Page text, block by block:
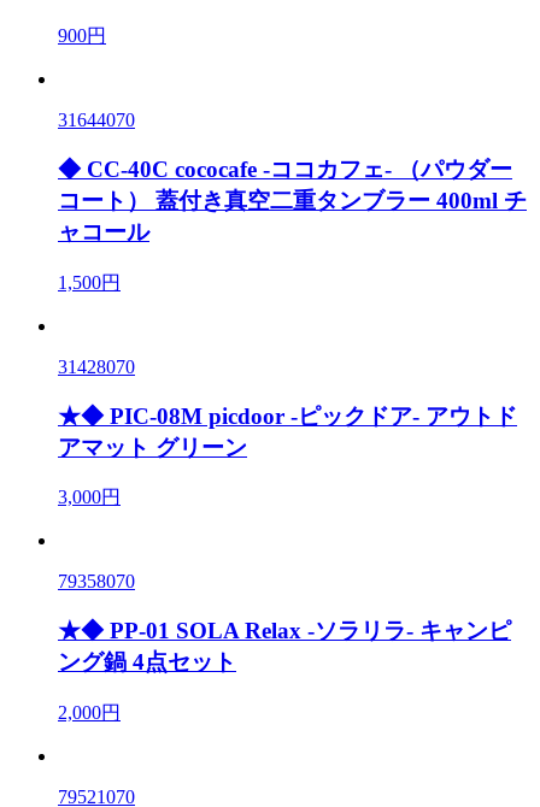
900円
31644070
◆ CC-40C cococafe -ココカフェ- （パウダー
コート） 蓋付き真空二重タンブラー 400ml チ
ャコール
1,500円
31428070
★◆ PIC-08M picdoor -ピックドア- アウトド
アマット グリーン
3,000円
79358070
★◆ PP-01 SOLA Relax -ソラリラ- キャンピ
ング鍋 4点セット
2,000円
79521070